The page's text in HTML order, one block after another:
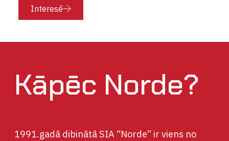
Interesē
Kāpēc Norde?
1991.gadā dibinātā SIA “Norde” ir viens no